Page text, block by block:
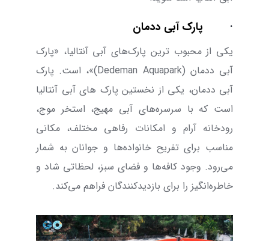
· پارک آبی ددمان
یکی از محبوب ترین پارک‌های آبی آنتالیا، «پارک
آبی ددمان (Dedeman Aquapark)»، است. پارک
آبی ددمان، یکی از نخستین پارک های آبی آنتالیا
است که با سرسره‌های آبی مهیج، استخر موج،
رودخانه آرام و امکانات رفاهی مختلف، مکانی
مناسب برای تفریح خانواده‌ها و جوانان به شمار
می‌رود. وجود کافه‌ها و فضای سبز، لحظاتی شاد و
خاطره‌انگیز را برای بازدیدکنندگان فراهم می‌کند.